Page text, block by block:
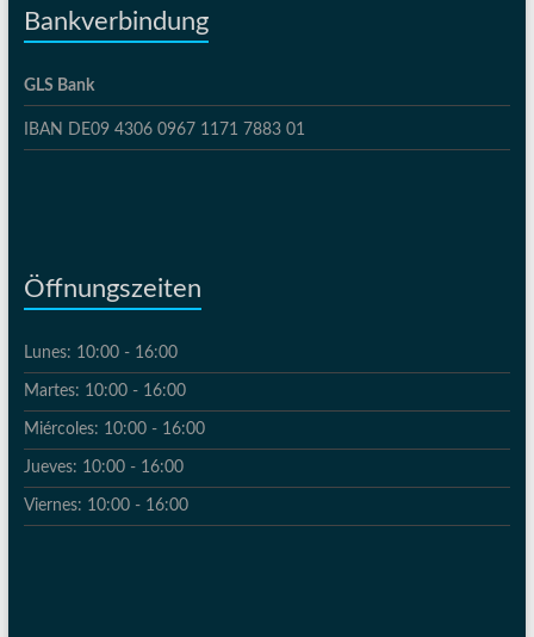
Bankverbindung
GLS Bank
IBAN DE09 4306 0967 1171 7883 01
Öffnungszeiten
Lunes: 10:00 - 16:00
Martes: 10:00 - 16:00
Miércoles: 10:00 - 16:00
Jueves: 10:00 - 16:00
Viernes: 10:00 - 16:00